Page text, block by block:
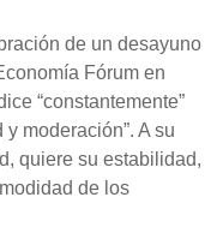
de un desayuno
Fórum en
“constantemente”
moderación”. A su
quiere su estabilidad,
de los